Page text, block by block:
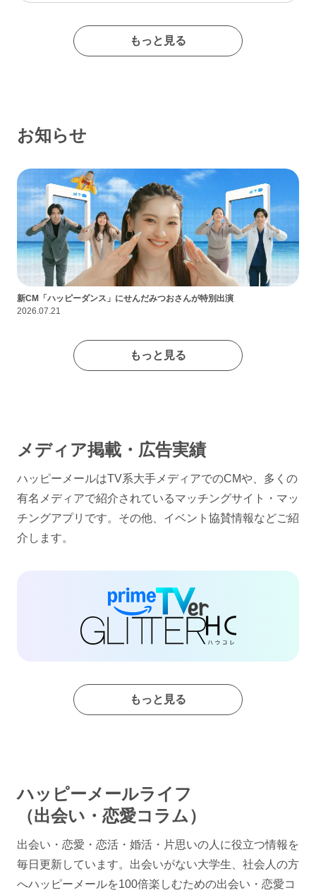
たイメージの出会い系サイトであるなんて思わなかったな…
もっと見る
お知らせ
新CM「ハッピーダンス」にせんだみつおさんが特別出演
2026.07.21
もっと見る
メディア掲載・広告実績
ハッピーメールはTV系大手メディアでのCMや、多くの
有名メディアで紹介されているマッチングサイト・マッ
チングアプリです。その他、イベント協賛情報などご紹
介します。
もっと見る
ハッピーメールライフ
（出会い・恋愛コラム）
出会い・恋愛・恋活・婚活・片思いの人に役立つ情報を
毎日更新しています。出会いがない大学生、社会人の方
へハッピーメールを100倍楽しむための出会い・恋愛コ